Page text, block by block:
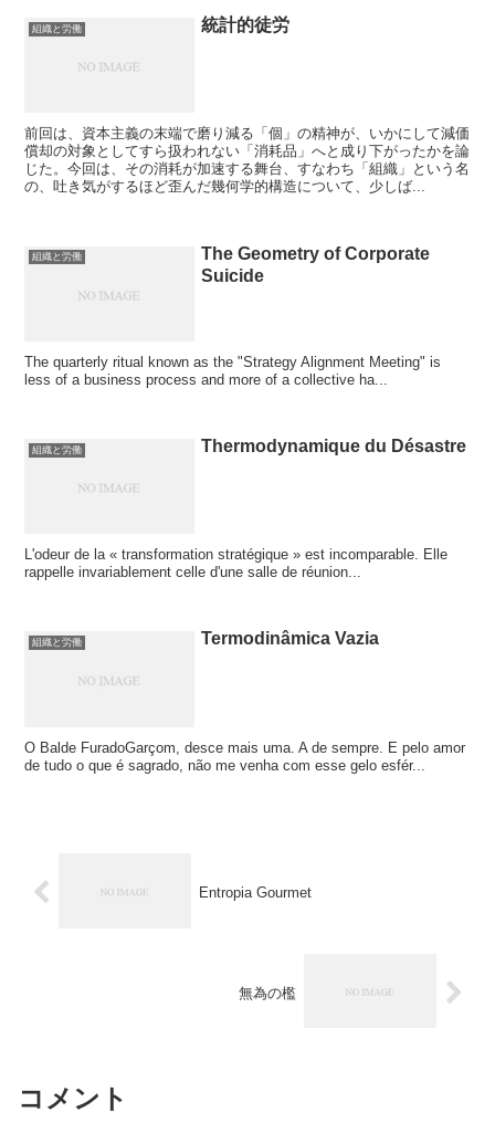
組織と労働 統計的徒労
前回は、資本主義の末端で磨り減る「個」の精神が、いかにして減価
償却の対象としてすら扱われない「消耗品」へと成り下がったかを論
じた。今回は、その消耗が加速する舞台、すなわち「組織」という名
の、吐き気がするほど歪んだ幾何学的構造について、少しば...
組織と労働
The Geometry of Corporate
Suicide
The quarterly ritual known as the "Strategy Alignment Meeting" is
less of a business process and more of a collective ha...
組織と労働 Thermodynamique du Désastre
L'odeur de la « transformation stratégique » est incomparable. Elle
rappelle invariablement celle d'une salle de réunion...
組織と労働 Termodinâmica Vazia
O Balde FuradoGarçom, desce mais uma. A de sempre. E pelo amor
de tudo o que é sagrado, não me venha com esse gelo esfér...
Entropia Gourmet
無為の檻
コメント